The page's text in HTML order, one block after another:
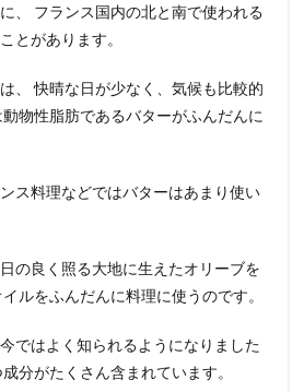
、 フランス国内の北と南で使われる
とがあります。
、 快晴な日が少なく、気候も比較的
物性脂肪であるバターがふんだんに
ス料理などではバターはあまり使い
の良く照る大地に生えたオリーブを
ルをふんだんに料理に使うのです。
ではよく知られるようになりました
分がたくさん含まれています。